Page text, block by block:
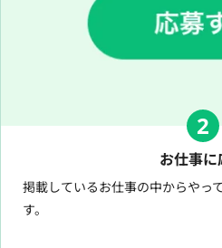
2
お仕事に
掲載しているお仕事の中からやっ
す。